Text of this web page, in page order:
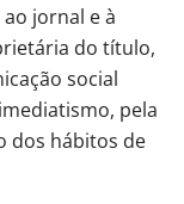
jornal e à
do título,
social
pela
dos hábitos de